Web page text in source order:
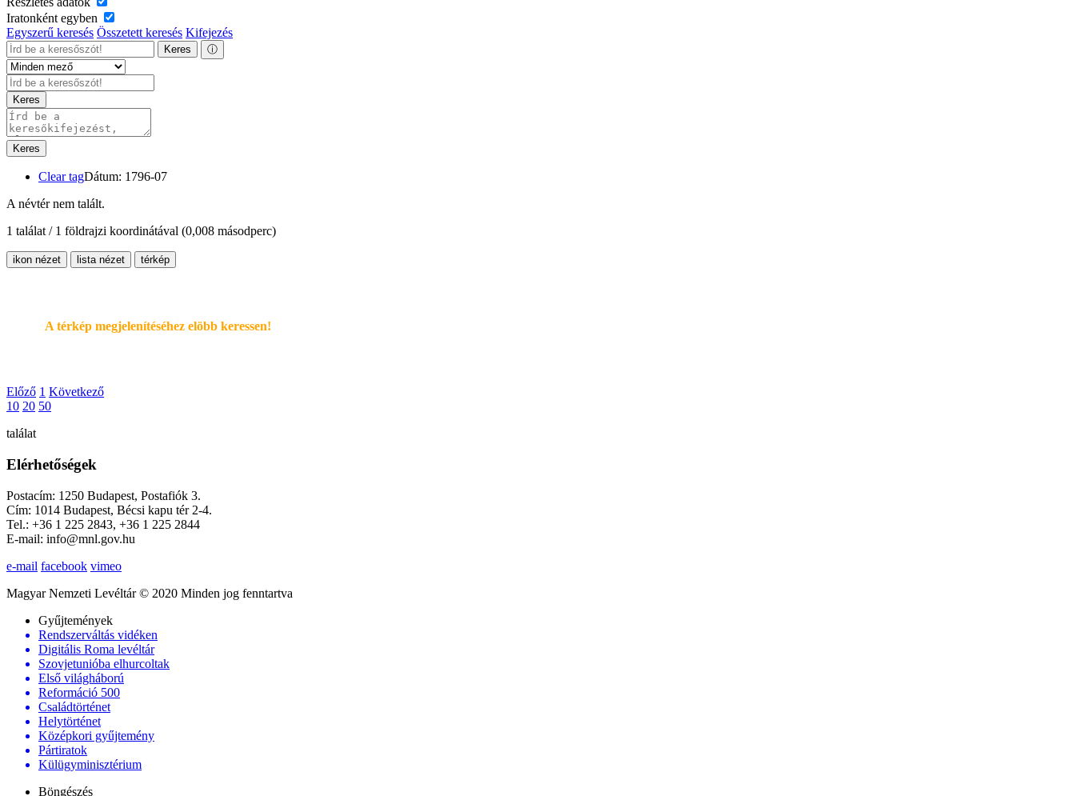
Iratonként egyben
Egyszerű keresés Összetett keresés Kifejezés
Keres ⓘ
Keres
Keres
Clear tagDátum: 1796-07
A névtér nem talált.
1 találat / 1 földrajzi koordinátával (0,008 másodperc)
ikon nézet lista nézet térkép
A térkép megjelenítéséhez elöbb keressen!
Előző 1 Következő
10 20 50
találat
Elérhetőségek
Postacím: 1250 Budapest, Postafiók 3.
Cím: 1014 Budapest, Bécsi kapu tér 2-4.
Tel.: +36 1 225 2843, +36 1 225 2844
E-mail: info@mnl.gov.hu
e-mail facebook vimeo
Magyar Nemzeti Levéltár © 2020 Minden jog fenntartva
Gyűjtemények
Rendszerváltás vidéken
Digitális Roma levéltár
Szovjetunióba elhurcoltak
Első világháború
Reformáció 500
Családtörténet
Helytörténet
Középkori gyűjtemény
Pártiratok
Külügyminisztérium
Böngészés